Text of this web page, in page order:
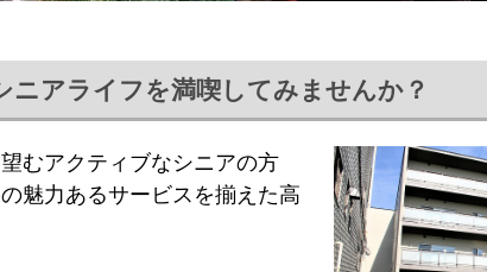
アライフを満喫してみませんか？
むアクティブなシニアの⽅
魅⼒あるサービスを揃えた高